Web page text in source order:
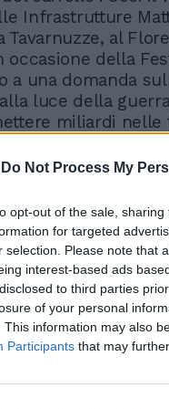
Do Not Process My
opt-out of the sale,
for targeted
selection. Please note that
interest-based ads
to third parties
of your personal
This information may also
Participants that may
Infrastrutture
Tavarnuzze, al
occasione della
a una domanda
luce della
miliardi nelle
- ha
il prima possibile,
italiani è a
non mi sembra
Trump,